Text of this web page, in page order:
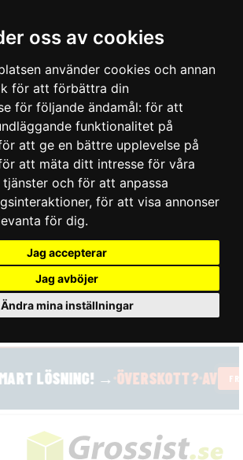
oss av cookies
använder cookies och annan
för att förbättra din
för följande ändamål: för att
funktionalitet på
att ge en bättre upplevelse på
att mäta ditt intresse för våra
och för att anpassa
, för att visa annonser
för dig.
Jag accepterar
Jag avböjer
Ändra mina inställningar